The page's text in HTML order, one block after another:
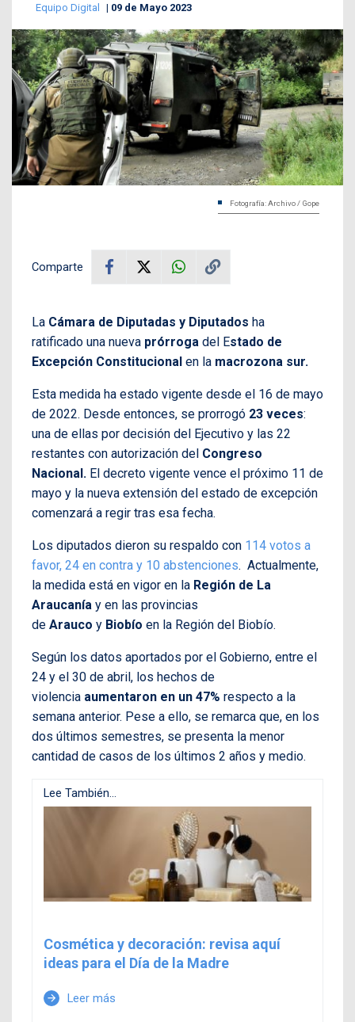
Equipo Digital 09 de Mayo 2023
Fotografía: Archivo / Gope
Comparte
La Cámara de Diputadas y Diputados ha
ratificado una nueva prórroga del Estado de
Excepción Constitucional en la macrozona sur.
Esta medida ha estado vigente desde el 16 de mayo
de 2022. Desde entonces, se prorrogó 23 veces:
una de ellas por decisión del Ejecutivo y las 22
restantes con autorización del Congreso
Nacional. El decreto vigente vence el próximo 11 de
mayo y la nueva extensión del estado de excepción
comenzará a regir tras esa fecha.
Los diputados dieron su respaldo con 114 votos a
favor, 24 en contra y 10 abstenciones. Actualmente,
la medida está en vigor en la Región de La
Araucanía y en las provincias
de Arauco y Biobío en la Región del Biobío.
Según los datos aportados por el Gobierno, entre el
24 y el 30 de abril, los hechos de
violencia aumentaron en un 47% respecto a la
semana anterior. Pese a ello, se remarca que, en los
dos últimos semestres, se presenta la menor
cantidad de casos de los últimos 2 años y medio.
Lee También...
Cosmética y decoración: revisa aquí
ideas para el Día de la Madre
arrow_forward Leer más